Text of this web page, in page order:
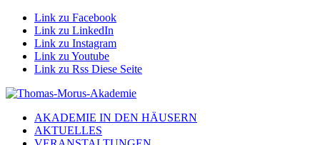
Link zu Facebook
Link zu LinkedIn
Link zu Instagram
Link zu Youtube
Link zu Rss Diese Seite
AKADEMIE IN DEN HÄUSERN
AKTUELLES